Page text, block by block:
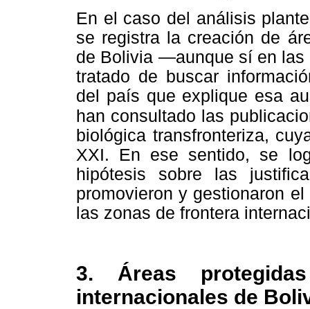
En el caso del análisis
se registra la creación de
de Bolivia —aunque sí en
tratado de buscar
del país que explique esa
han consultado las
biológica transfronteriza,
XXI. En ese sentido, se
hipótesis sobre las
promovieron y gestionaron
las zonas de frontera
3. Áreas
internacionales de